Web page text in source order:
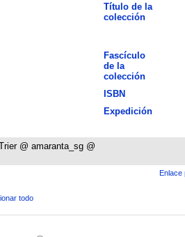
Título de la
colección
Fascículo
de la
colección
ISBN
Expedición
@ amaranta_sg @
Enlace
todo